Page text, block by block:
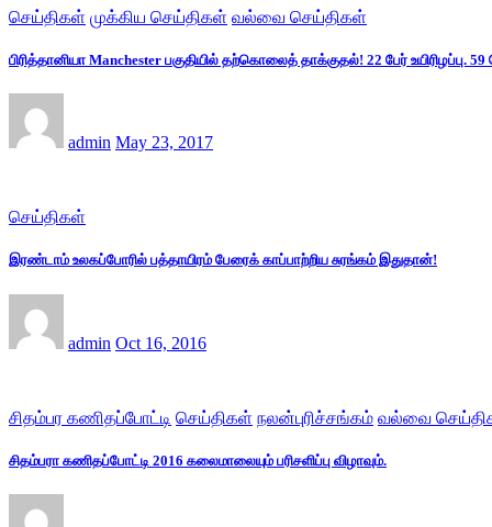
செய்திகள் முக்கிய செய்திகள் வல்வை செய்திகள்
பிரித்தானியா Manchester பகுதியில் தற்கொலைத் தாக்குதல்! 22 பேர் உயிரிழப்பு.
admin May 23, 2017
செய்திகள்
இரண்டாம் உலகப்போரில் பத்தாயிரம் பேரைக் காப்பாற்றிய சுரங்கம் இதுதான்!
admin Oct 16, 2016
சிதம்பர கணிதப்போட்டி செய்திகள் நலன்புரிச்சங்கம் வல்வை
சிதம்பரா கணிதப்போட்டி 2016 கலைமாலையும் பரிசளிப்பு விழாவும்.